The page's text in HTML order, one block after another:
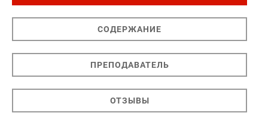
СОДЕРЖАНИЕ
ПРЕПОДАВАТЕЛЬ
ОТЗЫВЫ